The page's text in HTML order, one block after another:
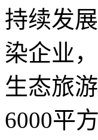
持续发
染企业
生态旅
6000平